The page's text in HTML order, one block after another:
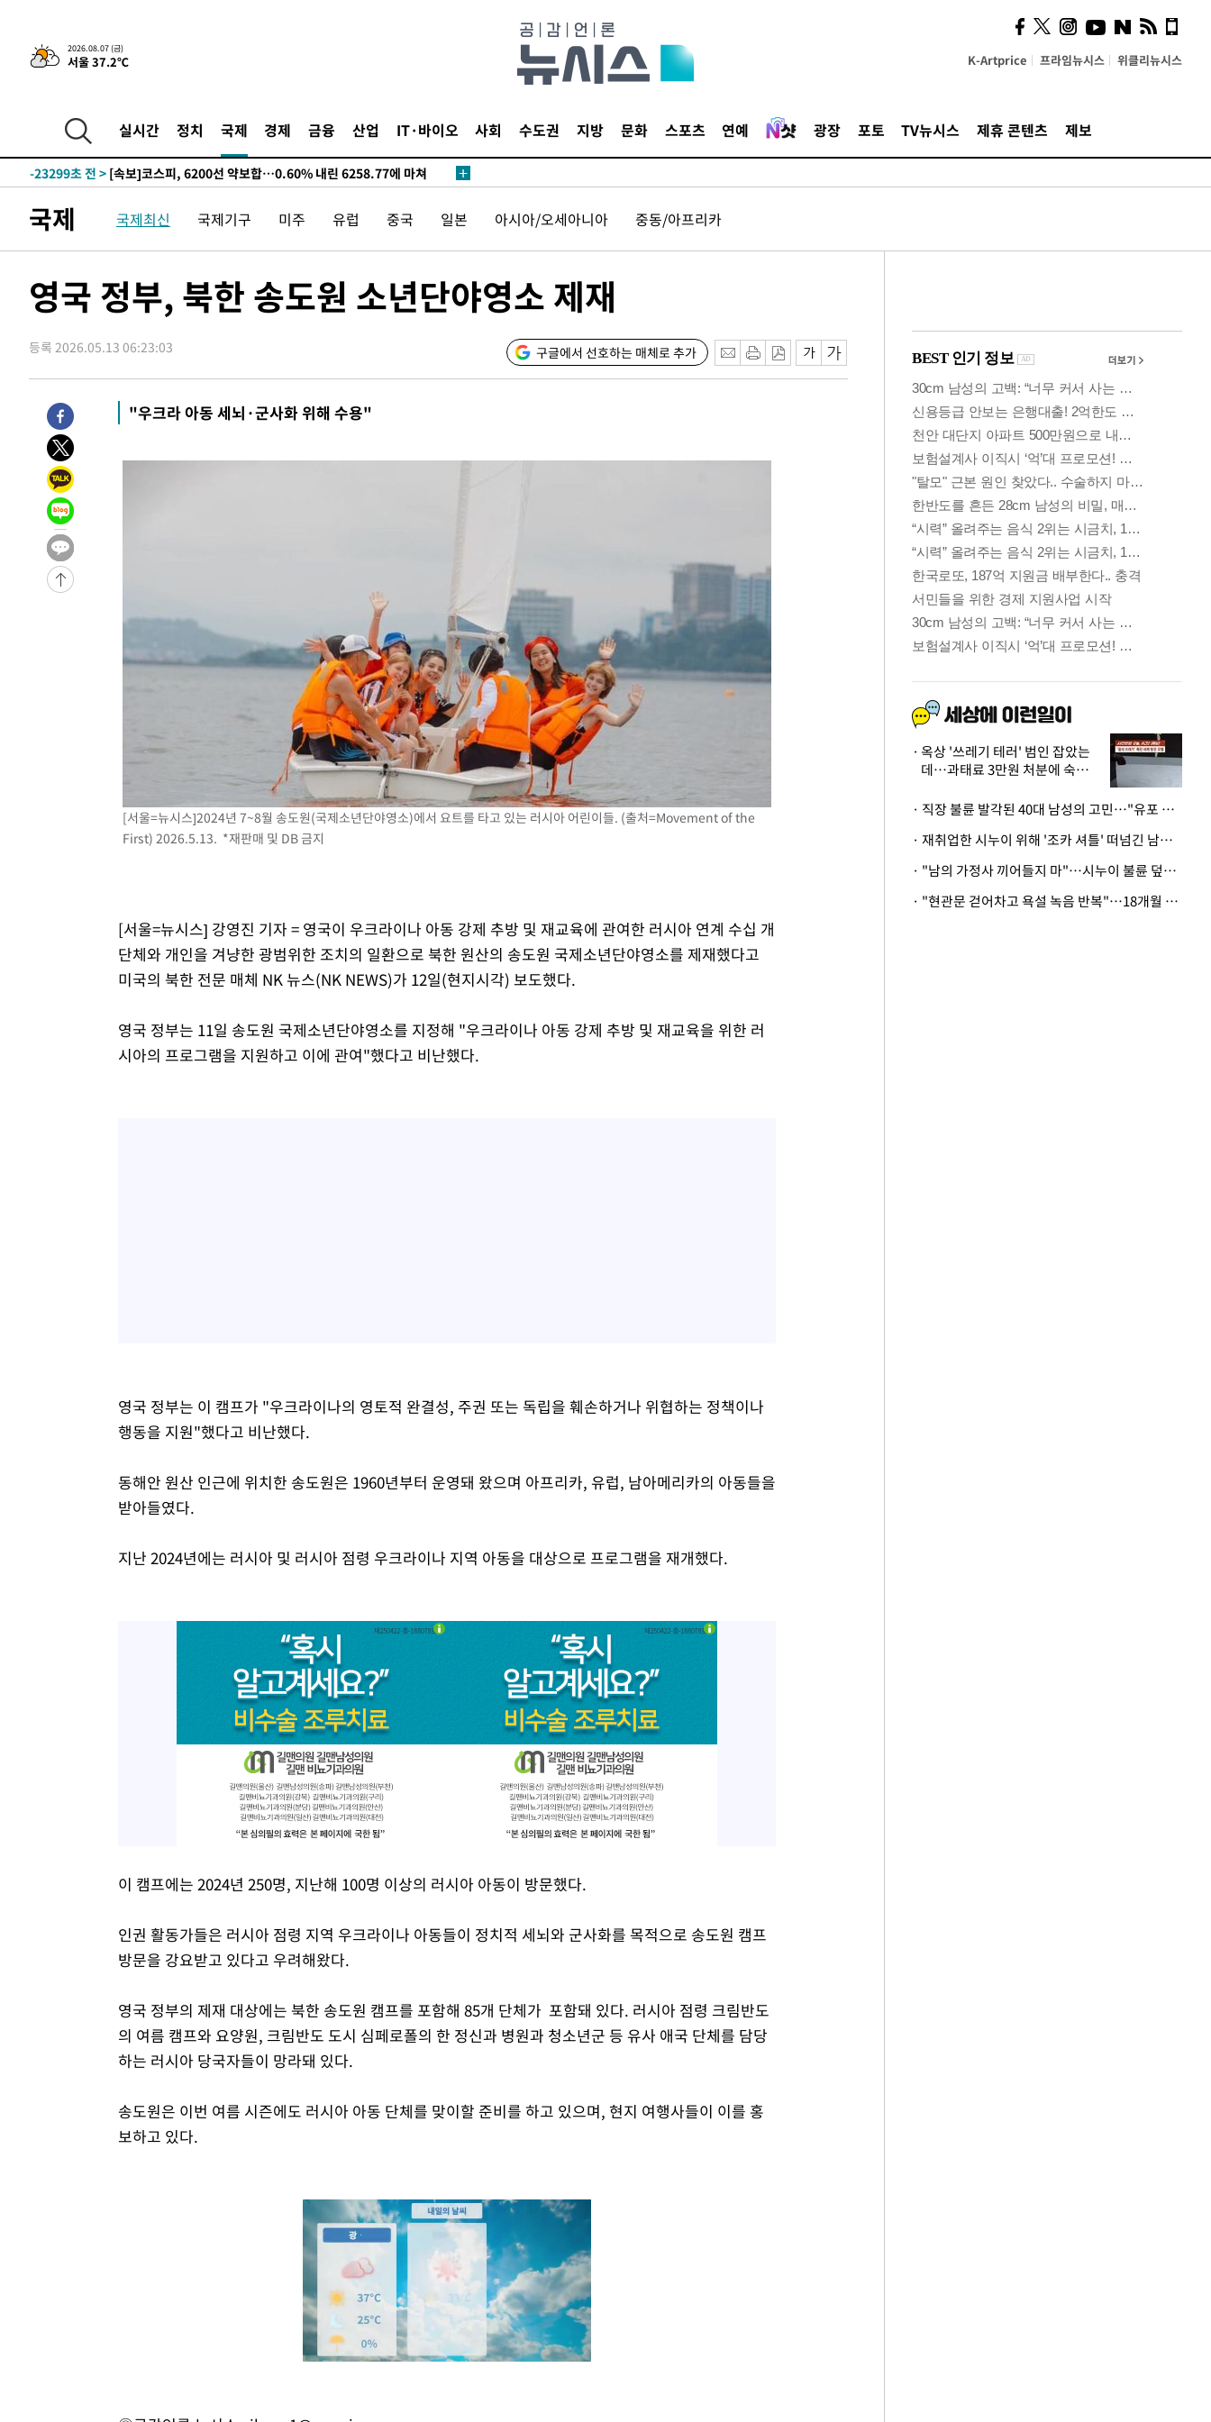
2026.08.07 (금)
서울 37.2℃ K-Artprice 프라임뉴시스 위클리뉴시스
실시간 정치 국제 경제 금융 산업 IT·바이오 사회 수도권 지방 문화 스포츠 연예 광장 포토 TV뉴시스 제휴 콘텐츠 제보
갈 수도
-29197초 전 >낮 최고 37도 찜통더위…곳곳 소나기·강원 많은 비[내일날씨]
-27503초 전 > SK하이닉스, 용인·청주 팹에 54조 투자…"AI 메모리 수요 선제 대
-23612초 전 >
외국인 심판 성 접대 7경기 들여다보니…한국 축구 '5승 2무'
-23346초 전 >
-23299초 전 > [속보]코스피, 6200선 약보합…0.60% 내린 6258.77에 마쳐
-23168초 전 >
[속보] 노원서 40.1도 관측…서울, 2018년 이후 첫 40도
-20258초 전 >[속보]종합특검, '계엄 수용공간 확보' 신용해 前교정본부장 기소
-19102초 전 >11시간 압수수색에 성접대 파문까지…'쑥대밭' 된 축구협회
병태 후임
-14482초 전 >[속보]국힘 윤리위, '돌려차기 발언' 진종오·서범수 징계 절차 개시
-9807초 전 >[속보] 7월 중국 수출 23.9%↑ 수입 27.5%↑…무역총액 25.3%↑
-6967초 전 >
[속보]'채상병 순직 책임' 임성근, 항소심도 징역 3년
-6833초 전 >
[속보]종합특검, '관저이전 봐주기 감사' 유병호 구속기소
-3433초 전 >
-31319초 전 >
-31283초 전 >
선포
-31246초 전 >
갈 수도
-29217초 전 >
-27523초 전 >
여자배구 이재영·이다영 자매, 아제르바이잔 투란VC 입단
외국인 심판 성 접대 7경기 들여다보니…한국 축구 '5승 2무'
[속보]코스닥, 2.86포인트(0.36%) 내린 798.81마감
[속보]코스피, 6200선 약보합…0.60% 내린 6258.77에 마쳐
[속보]원·달러 환율, 7.7원 내린 1416.1원 마감
[속보] 노원서 40.1도 관측…서울, 2018년 이후 첫 40도
[속보]종합특검, '계엄 수용공간 확보' 신용해 前교정본부장 기소
외신들도 주목한 韓축구 파문…"국민적 공분에 수사 재개"
11시간 압수수색에 성접대 파문까지…'쑥대밭' 된 축구협회
[속보]규제합리화위원회 부위원장에 김태유 서울대 공대 교수…이
[속보]종합특검, '관저이전 봐주기 감사' 유병호 구속기소
민주 콩고 에볼라환자 4천명 돌파, 4053명 발생 1850명 사망
국제 국제최신 국제기구 미주 유럽 중국 일본 아시아/오세아니아 중동/아프리카
영국 정부, 북한 송도원 소년단야영소 제재
등록 2026.05.13 06:23:03 구글에서 선호하는 매체로 추가
"우크라 아동 세뇌·군사화 위해 수용"
[서울=뉴시스]2024년 7~8월 송도원(국제소년단야영소)에서 요트를 타고 있는 러시아 어린이들. (출처=Movement of the
First) 2026.5.13. *재판매 및 DB 금지
[서울=뉴시스] 강영진 기자 = 영국이 우크라이나 아동 강제 추방 및 재교육에 관여한 러시아 연계 수십 개
단체와 개인을 겨냥한 광범위한 조치의 일환으로 북한 원산의 송도원 국제소년단야영소를 제재했다고
미국의 북한 전문 매체 NK 뉴스(NK NEWS)가 12일(현지시각) 보도했다.
영국 정부는 11일 송도원 국제소년단야영소를 지정해 "우크라이나 아동 강제 추방 및 재교육을 위한 러
시아의 프로그램을 지원하고 이에 관여"했다고 비난했다.
영국 정부는 이 캠프가 "우크라이나의 영토적 완결성, 주권 또는 독립을 훼손하거나 위협하는 정책이나
행동을 지원"했다고 비난했다.
동해안 원산 인근에 위치한 송도원은 1960년부터 운영돼 왔으며 아프리카, 유럽, 남아메리카의 아동들을
받아들였다.
지난 2024년에는 러시아 및 러시아 점령 우크라이나 지역 아동을 대상으로 프로그램을 재개했다.
이 캠프에는 2024년 250명, 지난해 100명 이상의 러시아 아동이 방문했다.
인권 활동가들은 러시아 점령 지역 우크라이나 아동들이 정치적 세뇌와 군사화를 목적으로 송도원 캠프
방문을 강요받고 있다고 우려해왔다.
영국 정부의 제재 대상에는 북한 송도원 캠프를 포함해 85개 단체가 포함돼 있다. 러시아 점령 크림반도
의 여름 캠프와 요양원, 크림반도 도시 심페로폴의 한 정신과 병원과 청소년군 등 유사 애국 단체를 담당
하는 러시아 당국자들이 망라돼 있다.
송도원은 이번 여름 시즌에도 러시아 아동 단체를 맞이할 준비를 하고 있으며, 현지 여행사들이 이를 홍
보하고 있다.
시, 스마트폰 액세서리에
NFC 더했다
옥상 '쓰레기 테러' 범인 잡았는
데…과태료 3만원 처분에 숙박업
· 직장 불륜 발각된 40대 남성의 고민…"유포 동료 명예훼손·협박죄 고소 가능할까"
· 재취업한 시누이 위해 '조카 셔틀' 떠넘긴 남편…아내 "난 못한다"
· "남의 가정사 끼어들지 마"…시누이 불륜 덮으려는 남편에 억울한 아내
· "현관문 걷어차고 욕설 녹음 반복"…18개월 아기 키우는 집 뒤흔든 '앞집의 비극'